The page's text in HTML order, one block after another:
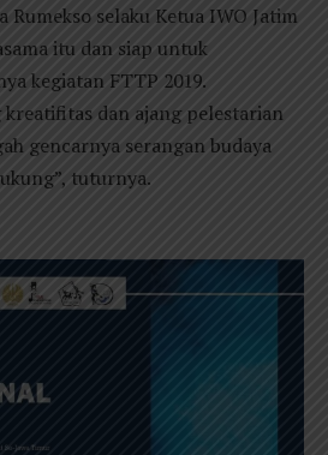
Rumekso selaku Ketua IWO Jatim
itu dan siap untuk
kegiatan FTTP 2019.
dan ajang pelestarian
gencarnya serangan budaya
tuturnya.